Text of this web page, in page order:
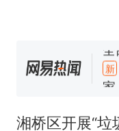
新
家
湘桥区开展“垃